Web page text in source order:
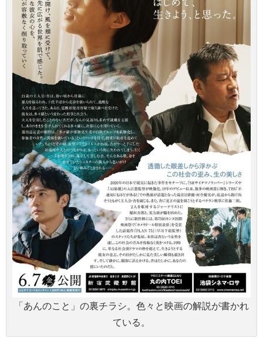
「あんのこと」の裏チラシ。色々と映画の解説が書かれ
ている。